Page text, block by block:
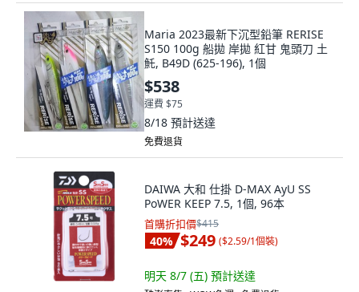
Maria 2023最新下沉型鉛筆 RERISE
S150 100g 船拋 岸拋 紅甘 鬼頭刀 土
魠, B49D (625-196), 1個
$538
運費 $75
8/18 預計送達
免費退貨
DAIWA 大和 仕掛 D-MAX AyU SS
PoWER KEEP 7.5, 1個, 96本
首購折扣價$415
40% $249 ($2.59/1個裝)
明天 8/7 (五) 預計送達